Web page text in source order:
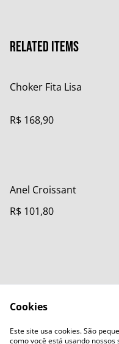
Related items
Choker Fita Lisa
R$ 168,90
Anel Croissant
R$ 101,80
Contact Us
Privacy Policy
Cookies
Este site usa cookies. São
como você está usando